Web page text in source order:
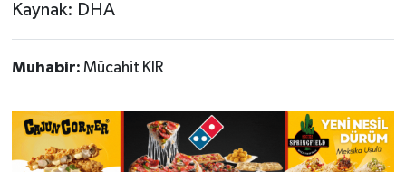
Kaynak: DHA
Muhabir: Mücahit KIR